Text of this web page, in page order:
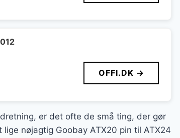
OFFI.DK →
er det ofte de små ting, der gør
nøjagtig Goobay ATX20 pin til ATX24